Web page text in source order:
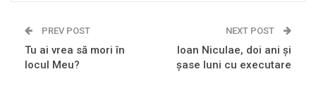
PREV POST
Tu ai vrea să mori în
locul Meu?
NEXT POST
Ioan Niculae, doi ani și
șase luni cu executare